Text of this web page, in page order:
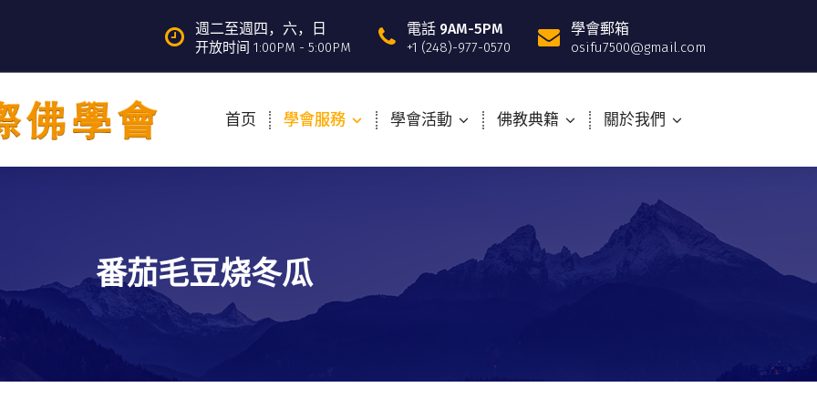
週二至週四，六，日
开放时间 1:00PM - 5:00PM
電話 9AM-5PM
+1 (248)-977-0570
學會郵箱
osifu7500@gmail.com
首页 學會服務 學會活動 佛教典籍 關於我們
番茄毛豆烧冬瓜